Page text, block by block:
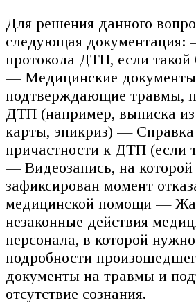
Для решения данного
следующая документация:
протокола ДТП, если такой
— Медицинские
подтверждающие травмы,
ДТП (например, выписка
карты, эпикриз) —
причастности к ДТП (если
— Видеозапись, на
зафиксирован момент
медицинской помощи —
незаконные действия
персонала, в которой
подробности
документы на травмы и
отсутствие сознания.